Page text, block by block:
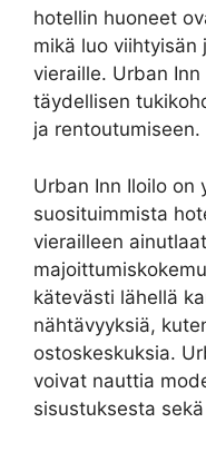
hotellin huoneet
mikä luo viihtyisän
vieraille. Urban
täydellisen
ja rentoutumiseen.
Urban Inn Iloilo on
suosituimmista
vierailleen
kätevästi lähellä
nähtävyyksiä,
ostoskeskuksia.
voivat nauttia
sisustuksesta